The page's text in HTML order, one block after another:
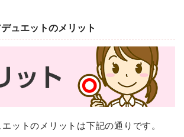
ュエットのメリット
ットのメリットは下記の通りです。